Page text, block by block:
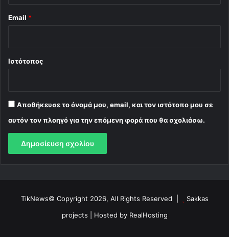
Email *
Ιστότοπος
Αποθήκευσε το όνομά μου, email, και τον ιστότοπο μου σε
αυτόν τον πλοηγό για την επόμενη φορά που θα σχολιάσω.
TikNews© Copyright 2026, All Rights Reserved |
Sakkas
projects | Hosted by RealHosting